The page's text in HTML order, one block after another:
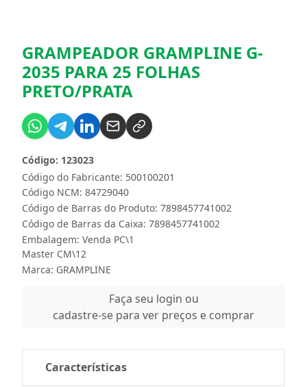
GRAMPEADOR GRAMPLINE G-
2035 PARA 25 FOLHAS
PRETO/PRATA
Código do Fabricante: 500100201
Código: 123023
Código NCM: 84729040
Código de Barras do Produto: 7898457741002
Código de Barras da Caixa: 7898457741002
Embalagem: Venda PC\1
Master CM\12
Marca: GRAMPLINE
Faça seu login ou
cadastre-se para ver preços e comprar
Características